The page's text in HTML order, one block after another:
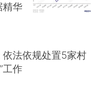
精华
法依规处置5家村
工作